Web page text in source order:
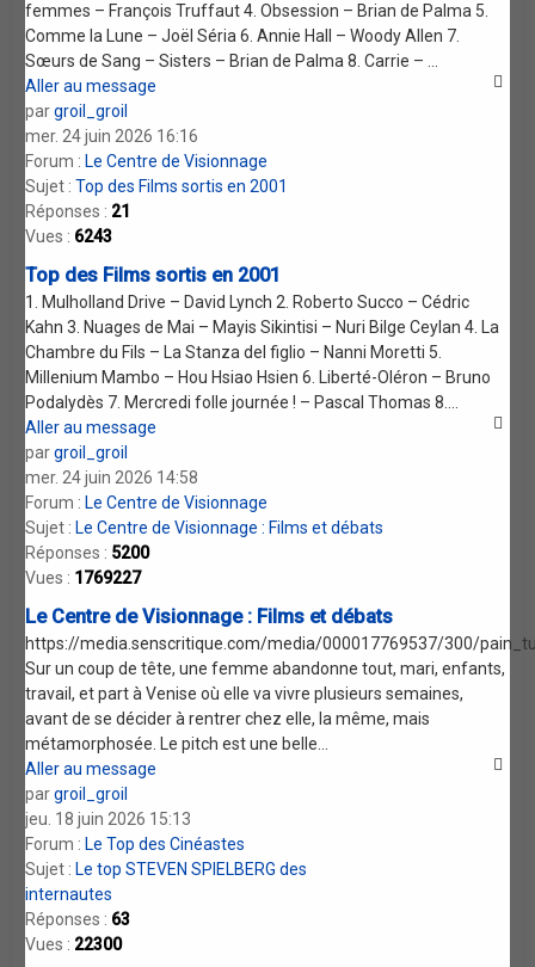
femmes – François Truffaut 4. Obsession – Brian de Palma 5.
Comme la Lune – Joël Séria 6. Annie Hall – Woody Allen 7.
Sœurs de Sang – Sisters – Brian de Palma 8. Carrie – ...
Aller au message
pargroil_groil
mer. 24 juin 2026 16:16
Forum : Le Centre de Visionnage
Sujet :Top des Films sortis en 2001
Réponses : 21
Vues : 6243
Top des Films sortis en 2001
1. Mulholland Drive – David Lynch 2. Roberto Succo – Cédric
Kahn 3. Nuages de Mai – Mayis Sikintisi – Nuri Bilge Ceylan 4. La
Chambre du Fils – La Stanza del figlio – Nanni Moretti 5.
Millenium Mambo – Hou Hsiao Hsien 6. Liberté-Oléron – Bruno
Podalydès 7. Mercredi folle journée ! – Pascal Thomas 8....
Aller au message
pargroil_groil
mer. 24 juin 2026 14:58
Forum : Le Centre de Visionnage
Sujet : Le Centre de Visionnage : Films et débats
Réponses : 5200
Vues : 1769227
Le Centre de Visionnage : Films et débats
https://media.senscritique.com/media/000017769537/300/
Sur un coup de tête, une femme abandonne tout, mari, enfants,
travail, et part à Venise où elle va vivre plusieurs semaines,
avant de se décider à rentrer chez elle, la même, mais
métamorphosée. Le pitch est une belle...
Aller au message
pargroil_groil
jeu. 18 juin 2026 15:13
Forum : Le Top des Cinéastes
Sujet : Le top STEVEN SPIELBERG des
internautes
Réponses : 63
Vues : 22300